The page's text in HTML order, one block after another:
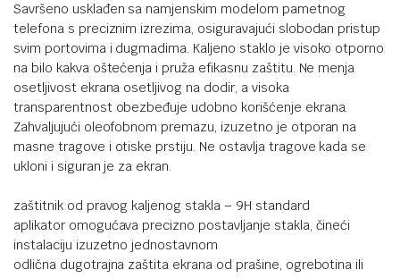
Savršeno usklađen sa namjenskim modelom pametnog
telefona s preciznim izrezima, osiguravajući slobodan pristup
svim portovima i dugmadima. Kaljeno staklo je visoko otporno
na bilo kakva oštećenja i pruža efikasnu zaštitu. Ne menja
osetljivost ekrana osetljivog na dodir, a visoka
transparentnost obezbeđuje udobno korišćenje ekrana.
Zahvaljujući oleofobnom premazu, izuzetno je otporan na
masne tragove i otiske prstiju. Ne ostavlja tragove kada se
ukloni i siguran je za ekran.
zaštitnik od pravog kaljenog stakla – 9H standard
aplikator omogućava precizno postavljanje stakla, čineći
instalaciju izuzetno jednostavnom
odlična dugotrajna zaštita ekrana od prašine, ogrebotina ili